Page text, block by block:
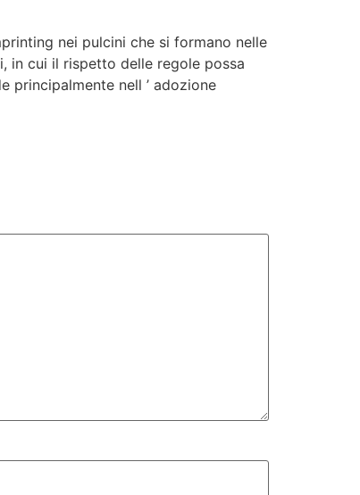
nei pulcini che si formano nelle
in cui il rispetto delle regole possa
principalmente nell ’ adozione